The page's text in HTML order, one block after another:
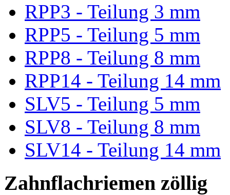
RPP3 - Teilung 3 mm
RPP5 - Teilung 5 mm
RPP8 - Teilung 8 mm
RPP14 - Teilung 14 mm
SLV5 - Teilung 5 mm
SLV8 - Teilung 8 mm
SLV14 - Teilung 14 mm
Zahnflachriemen zöllig